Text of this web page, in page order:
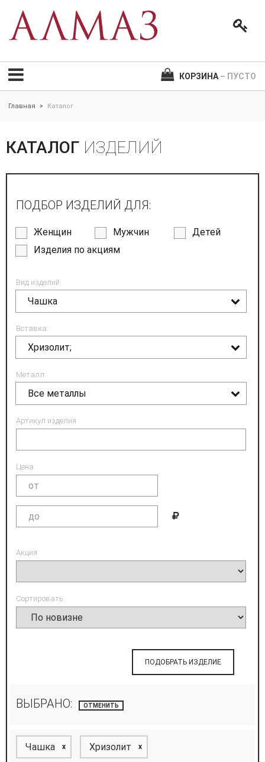
КОРЗИНА – ПУСТО
Главная > Каталог
КАТАЛОГ ИЗДЕЛИЙ
ПОДБОР ИЗДЕЛИЙ ДЛЯ:
Женщин Мужчин
Детей
Изделия по акциям
Вид изделий:
Чашка
Вставка:
Хризолит;
Металл:
Все металлы
Артикул изделия:
Цена:
Акция:
Сортировать:
ПОДОБРАТЬ ИЗДЕЛИЕ
ВЫБРАНО: ОТМЕНИТЬ
Чашка x Хризолит x